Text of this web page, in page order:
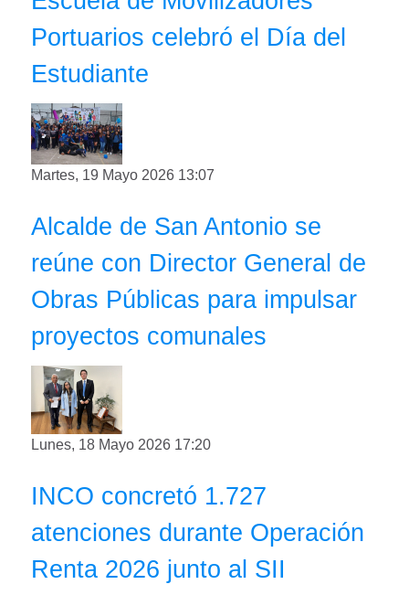
Portuarios celebró el Día del
Estudiante
Martes, 19 Mayo 2026 13:07
Alcalde de San Antonio se
reúne con Director General de
Obras Públicas para impulsar
proyectos comunales
Lunes, 18 Mayo 2026 17:20
INCO concretó 1.727
atenciones durante Operación
Renta 2026 junto al SII